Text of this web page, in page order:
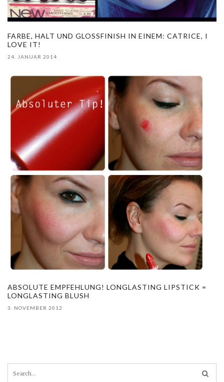
FARBE, HALT UND GLOSSFINISH IN EINEM: CATRICE, I
LOVE IT!
24. JANUAR 2014
ABSOLUTE EMPFEHLUNG! LONGLASTING LIPSTICK =
LONGLASTING BLUSH
3. NOVEMBER 2012